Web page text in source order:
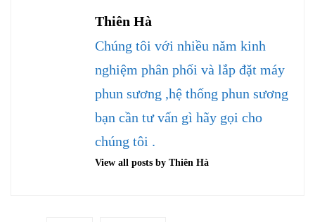
Thiên Hà
Chúng tôi với nhiều năm kinh
nghiệm phân phối và lắp đặt máy
phun sương ,hệ thống phun sương
bạn cần tư vấn gì hãy gọi cho
chúng tôi .
View all posts by Thiên Hà